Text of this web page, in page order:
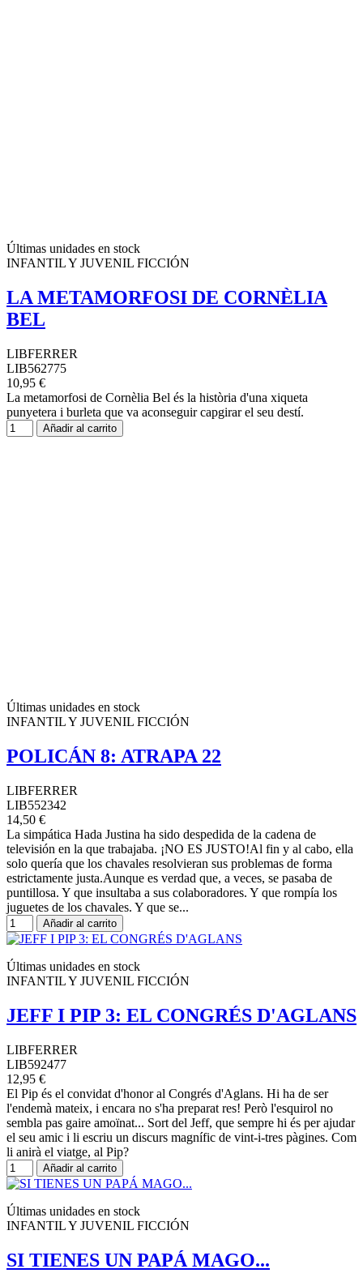
Últimas unidades en stock
INFANTIL Y JUVENIL FICCIÓN
LA METAMORFOSI DE CORNÈLIA
BEL
LIBFERRER
LIB562775
10,95 €
La metamorfosi de Cornèlia Bel és la història d'una xiqueta
punyetera i burleta que va aconseguir capgirar el seu destí.
Añadir al carrito
Últimas unidades en stock
INFANTIL Y JUVENIL FICCIÓN
POLICÁN 8: ATRAPA 22
LIBFERRER
LIB552342
14,50 €
La simpática Hada Justina ha sido despedida de la cadena de
televisión en la que trabajaba. ¡NO ES JUSTO!Al fin y al cabo, ella
solo quería que los chavales resolvieran sus problemas de forma
estrictamente justa.Aunque es verdad que, a veces, se pasaba de
puntillosa. Y que insultaba a sus colaboradores. Y que rompía los
juguetes de los chavales. Y que se...
Añadir al carrito
Últimas unidades en stock
INFANTIL Y JUVENIL FICCIÓN
JEFF I PIP 3: EL CONGRÉS D'AGLANS
LIBFERRER
LIB592477
12,95 €
El Pip és el convidat d'honor al Congrés d'Aglans. Hi ha de ser
l'endemà mateix, i encara no s'ha preparat res! Però l'esquirol no
sembla pas gaire amoïnat... Sort del Jeff, que sempre hi és per ajudar
el seu amic i li escriu un discurs magnífic de vint-i-tres pàgines. Com
li anirà el viatge, al Pip?
Añadir al carrito
Últimas unidades en stock
INFANTIL Y JUVENIL FICCIÓN
SI TIENES UN PAPÁ MAGO...